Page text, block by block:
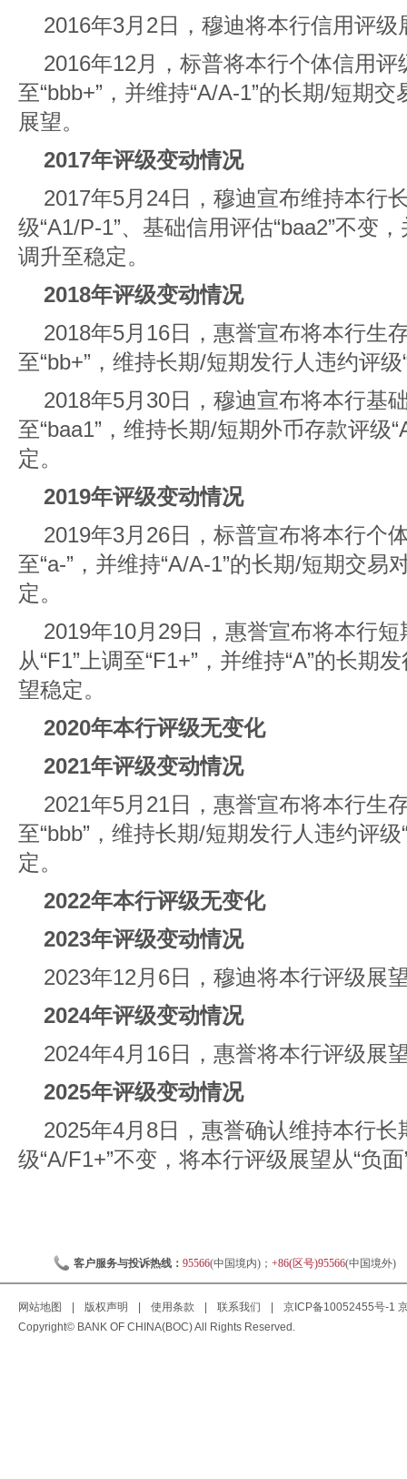
2016年3月2日，穆迪将本行信用评
2016年12月，标普将本行个体信用评
至“bbb+”，并维持“A/A-1”的长期/短期
展望。
2017年评级变动情况
2017年5月24日，穆迪宣布维持本行
级“A1/P-1”、基础信用评估“baa2”不变
调升至稳定。
2018年评级变动情况
2018年5月16日，惠誉宣布将本行生
至“bb+”，维持长期/短期发行人违约评
2018年5月30日，穆迪宣布将本行基
至“baa1”，维持长期/短期外币存款评级
定。
2019年评级变动情况
2019年3月26日，标普宣布将本行个
至“a-”，并维持“A/A-1”的长期/短期交易
定。
2019年10月29日，惠誉宣布将本行
从“F1”上调至“F1+”，并维持“A”的长期
望稳定。
2020年本行评级无变化
2021年评级变动情况
2021年5月21日，惠誉宣布将本行生
至“bbb”，维持长期/短期发行人违约评
定。
2022年本行评级无变化
2023年评级变动情况
2023年12月6日，穆迪将本行评级展
2024年评级变动情况
2024年4月16日，惠誉将本行评级展
2025年评级变动情况
2025年4月8日，惠誉确认维持本行
级“A/F1+”不变，将本行评级展望从“负
客户服务与投诉热线： 95566(中国境内)； +86(区号)95566(中国境外)
网站地图 版权声明 使用条款 联系我们 京ICP备10052455号-1
Copyright© BANK OF CHINA(BOC) All Rights Reserved.